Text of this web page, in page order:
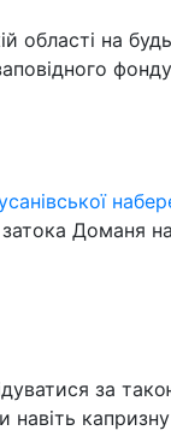
області на
затока Доманя
за